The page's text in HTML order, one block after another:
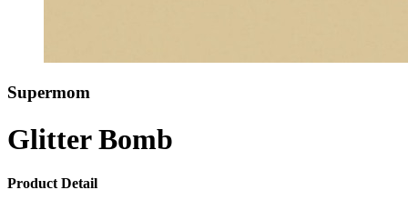
Supermom
Glitter Bomb
Product Detail